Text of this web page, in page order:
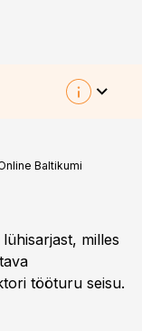
Baltikumi
milles
tööturu seisu.